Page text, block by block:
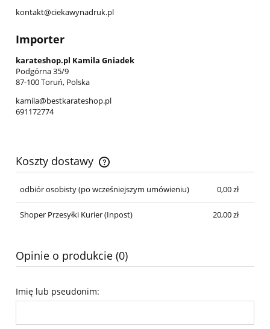
kontakt@ciekawynadruk.pl
Importer
karateshop.pl Kamila Gniadek
Podgórna 35/9
87-100 Toruń, Polska
kamila@bestkarateshop.pl
691172774
Koszty dostawy
Cena nie zawiera ewentualnych kosztów płatności
odbiór osobisty(po wcześniejszym umówieniu) 0,00 zł
Shoper Przesyłki Kurier(Inpost) 20,00 zł
Opinie o produkcie (0)
Imię lub pseudonim: